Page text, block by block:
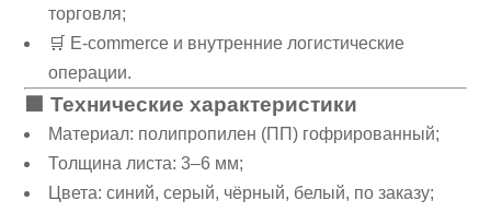
торговля;
🛒 E-commerce и внутренние логистические
операции.
🟧 Технические характеристики
Материал: полипропилен (ПП) гофрированный;
Толщина листа: 3–6 мм;
Цвета: синий, серый, чёрный, белый, по заказу;